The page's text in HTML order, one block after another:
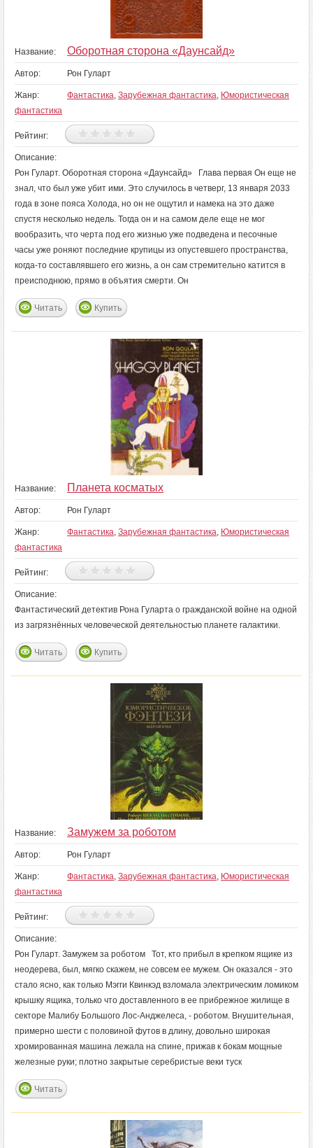
Название: Оборотная сторона «Даунсайд»
Автор: Рон Гуларт
Жанр: Фантастика, Зарубежная фантастика, Юмористическая
фантастика
Рейтинг:
Описание:
Рон Гуларт. Оборотная сторона «Даунсайд» Глава первая Он еще не
знал, что был уже убит ими. Это случилось в четверг, 13 января 2033
года в зоне пояса Холода, но он не ощутил и намека на это даже
спустя несколько недель. Тогда он и на самом деле еще не мог
вообразить, что черта под его жизнью уже подведена и песочные
часы уже роняют последние крупицы из опустевшего пространства,
когда-то составлявшего его жизнь, а он сам стремительно катится в
преисподнюю, прямо в объятия смерти. Он
Читать Купить
Название: Планета косматых
Автор: Рон Гуларт
Жанр: Фантастика, Зарубежная фантастика, Юмористическая
фантастика
Рейтинг:
Описание:
Фантастический детектив Рона Гуларта о гражданской войне на одной
из загрязнённых человеческой деятельностью планете галактики.
Читать Купить
Название: Замужем за роботом
Автор: Рон Гуларт
Жанр: Фантастика, Зарубежная фантастика, Юмористическая
фантастика
Рейтинг:
Описание:
Рон Гуларт. Замужем за роботом Тот, кто прибыл в крепком ящике из
неодерева, был, мягко скажем, не совсем ее мужем. Он оказался - это
стало ясно, как только Мэгги Квинкэд взломала электрическим ломиком
крышку ящика, только что доставленного в ее прибрежное жилище в
секторе Малибу Большого Лос-Анджелеса, - роботом. Внушительная,
примерно шести с половиной футов в длину, довольно широкая
хромированная машина лежала на спине, прижав к бокам мощные
железные руки; плотно закрытые серебристые веки туск
Читать